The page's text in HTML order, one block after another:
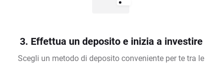
3. Effettua un deposito e inizia a investire
Scegli un metodo di deposito conveniente per te tra le